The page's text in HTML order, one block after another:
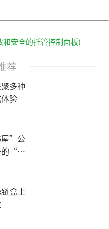
和安全的托管控制面板)
荐
多种
验
屋”公
的“诗
盒上